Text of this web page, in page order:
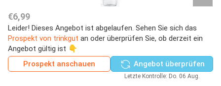
€6,99
Leider! Dieses Angebot ist abgelaufen. Sehen Sie sich das
Prospekt von trinkgut an oder überprüfen Sie, ob derzeit ein
Angebot gültig ist 👇
Prospekt anschauen
Angebot überprüfen
Letzte Kontrolle: Do. 06 Aug.